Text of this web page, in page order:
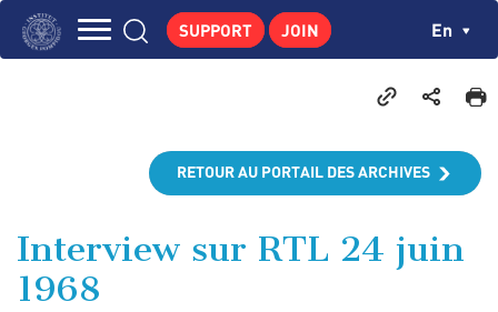
Skip
CENTRE DE RECHERCHES
PUBLICATIONS
NEWS
SUPPORT JOIN En
RETOUR AU PORTAIL DES ARCHIVES
Interview sur RTL 24 juin
1968
Cookies management panel